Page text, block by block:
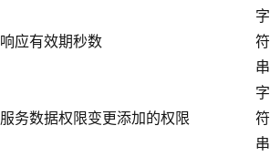
响应有效期秒数
字
符
串
服务数据权限变更添加的权限
字
符
串